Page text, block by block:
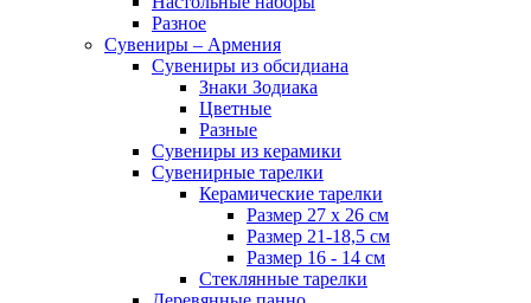
Разное
Сувениры – Армения
Сувениры из обсидиана
Знаки Зодиака
Цветные
Разные
Сувениры из керамики
Сувенирные тарелки
Керамические тарелки
Размер 27 х 26 см
Размер 21-18,5 см
Размер 16 - 14 см
Стеклянные тарелки